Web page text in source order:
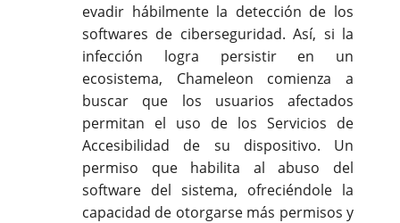
evadir hábilmente la detección de los
softwares de ciberseguridad. Así, si la
infección logra persistir en un
ecosistema, Chameleon comienza a
buscar que los usuarios afectados
permitan el uso de los Servicios de
Accesibilidad de su dispositivo. Un
permiso que habilita al abuso del
software del sistema, ofreciéndole la
capacidad de otorgarse más permisos y